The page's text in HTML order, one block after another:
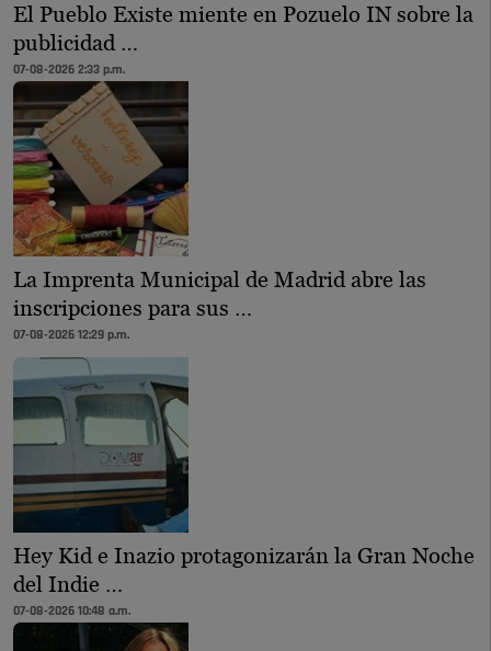
El Pueblo Existe miente en Pozuelo IN sobre la
publicidad …
07-08-2026 2:33 p.m.
La Imprenta Municipal de Madrid abre las
inscripciones para sus …
07-08-2026 12:29 p.m.
Hey Kid e Inazio protagonizarán la Gran Noche
del Indie …
07-08-2026 10:48 a.m.